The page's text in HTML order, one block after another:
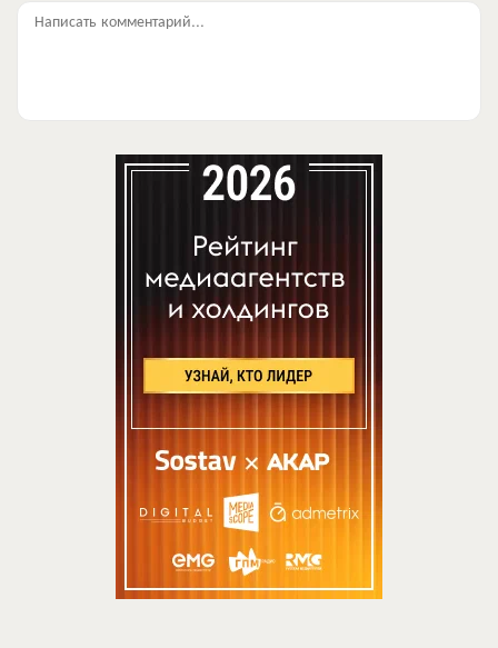
Написать комментарий...